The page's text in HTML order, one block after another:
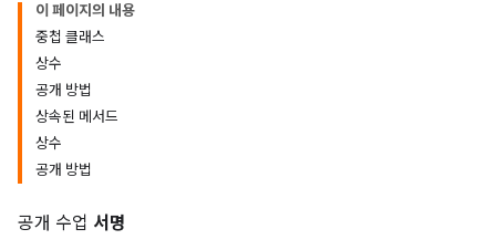
이 페이지의 내용
중첩 클래스
상수
공개 방법
상속된 메서드
상수
공개 방법
공개 수업 서명